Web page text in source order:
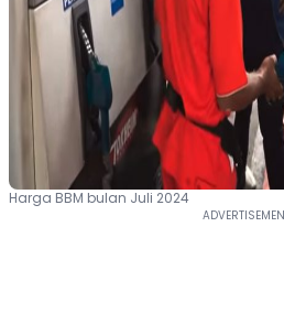
Harga BBM bulan Juli 2024